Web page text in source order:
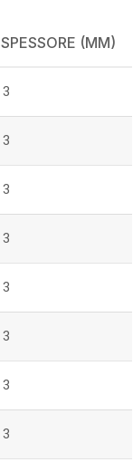
SPESSORE (MM)
3
3
3
3
3
3
3
3